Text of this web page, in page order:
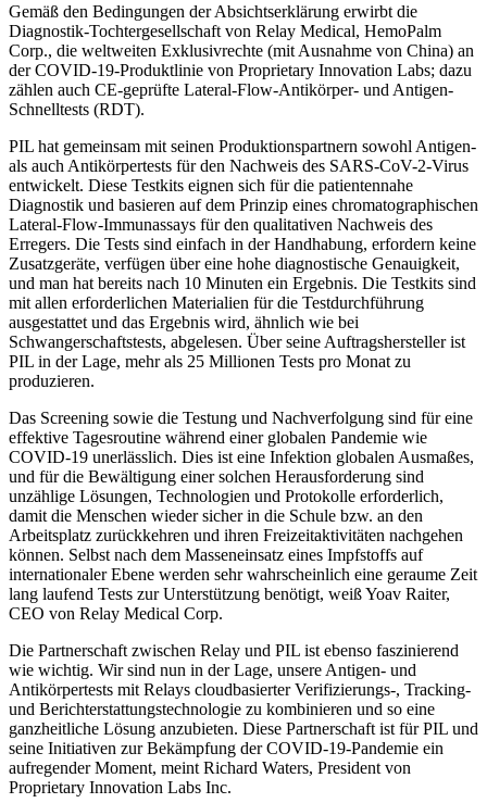
Gemäß den Bedingungen der Absichtserklärung erwirbt die
Diagnostik-Tochtergesellschaft von Relay Medical, HemoPalm
Corp., die weltweiten Exklusivrechte (mit Ausnahme von China) an
der COVID-19-Produktlinie von Proprietary Innovation Labs; dazu
zählen auch CE-geprüfte Lateral-Flow-Antikörper- und Antigen-
Schnelltests (RDT).
PIL hat gemeinsam mit seinen Produktionspartnern sowohl Antigen-
als auch Antikörpertests für den Nachweis des SARS-CoV-2-Virus
entwickelt. Diese Testkits eignen sich für die patientennahe
Diagnostik und basieren auf dem Prinzip eines chromatographischen
Lateral-Flow-Immunassays für den qualitativen Nachweis des
Erregers. Die Tests sind einfach in der Handhabung, erfordern keine
Zusatzgeräte, verfügen über eine hohe diagnostische Genauigkeit,
und man hat bereits nach 10 Minuten ein Ergebnis. Die Testkits sind
mit allen erforderlichen Materialien für die Testdurchführung
ausgestattet und das Ergebnis wird, ähnlich wie bei
Schwangerschaftstests, abgelesen. Über seine Auftragshersteller ist
PIL in der Lage, mehr als 25 Millionen Tests pro Monat zu
produzieren.
Das Screening sowie die Testung und Nachverfolgung sind für eine
effektive Tagesroutine während einer globalen Pandemie wie
COVID-19 unerlässlich. Dies ist eine Infektion globalen Ausmaßes,
und für die Bewältigung einer solchen Herausforderung sind
unzählige Lösungen, Technologien und Protokolle erforderlich,
damit die Menschen wieder sicher in die Schule bzw. an den
Arbeitsplatz zurückkehren und ihren Freizeitaktivitäten nachgehen
können. Selbst nach dem Masseneinsatz eines Impfstoffs auf
internationaler Ebene werden sehr wahrscheinlich eine geraume Zeit
lang laufend Tests zur Unterstützung benötigt, weiß Yoav Raiter,
CEO von Relay Medical Corp.
Die Partnerschaft zwischen Relay und PIL ist ebenso faszinierend
wie wichtig. Wir sind nun in der Lage, unsere Antigen- und
Antikörpertests mit Relays cloudbasierter Verifizierungs-, Tracking-
und Berichterstattungstechnologie zu kombinieren und so eine
ganzheitliche Lösung anzubieten. Diese Partnerschaft ist für PIL und
seine Initiativen zur Bekämpfung der COVID-19-Pandemie ein
aufregender Moment, meint Richard Waters, President von
Proprietary Innovation Labs Inc.